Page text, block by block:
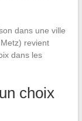
dans une ville
revient
dans les
choix